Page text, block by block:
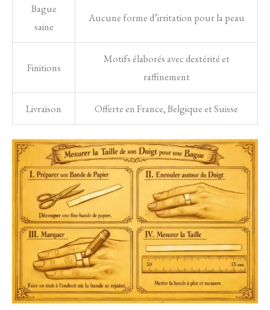
Bague
saine
Aucune forme d’irritation pour la peau
Finitions
Motifs élaborés avec dextérité et
raffinement
Livraison Offerte en France, Belgique et Suisse